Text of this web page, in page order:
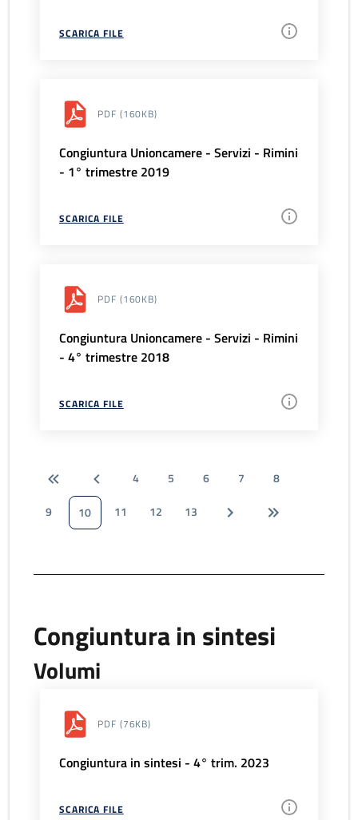
SCARICA FILE
PDF (160KB)
Congiuntura Unioncamere - Servizi - Rimini
- 1° trimestre 2019
SCARICA FILE
PDF (160KB)
Congiuntura Unioncamere - Servizi - Rimini
- 4° trimestre 2018
SCARICA FILE
4 5 6 7
8
9
10 11 12 13
Congiuntura in sintesi
Volumi
PDF (76KB)
Congiuntura in sintesi - 4° trim. 2023
SCARICA FILE